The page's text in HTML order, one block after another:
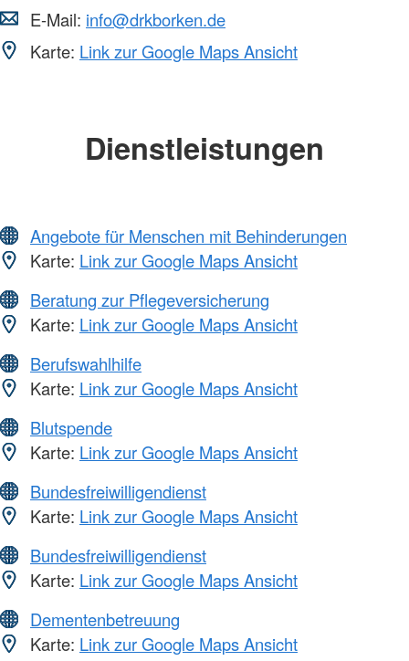
E-Mail: info@drkborken.de
Karte: Link zur Google Maps Ansicht
Dienstleistungen
Angebote für Menschen mit Behinderungen
Karte: Link zur Google Maps Ansicht
Beratung zur Pflegeversicherung
Karte: Link zur Google Maps Ansicht
Berufswahlhilfe
Karte: Link zur Google Maps Ansicht
Blutspende
Karte: Link zur Google Maps Ansicht
Bundesfreiwilligendienst
Karte: Link zur Google Maps Ansicht
Bundesfreiwilligendienst
Karte: Link zur Google Maps Ansicht
Dementenbetreuung
Karte: Link zur Google Maps Ansicht